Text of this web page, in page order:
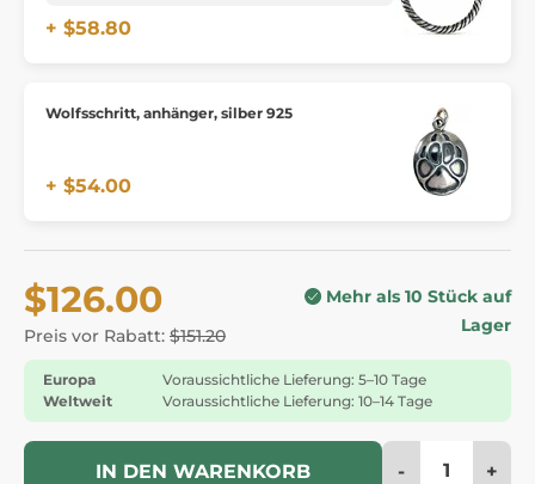
+ $58.80
Wolfsschritt, anhänger, silber 925
+ $54.00
$126.00
Preis vor Rabatt: $151.20
Mehr als 10 Stück auf
Lager
Europa
Voraussichtliche Lieferung: 5–10 Tage
Weltweit
Voraussichtliche Lieferung: 10–14 Tage
IN DEN WARENKORB - +